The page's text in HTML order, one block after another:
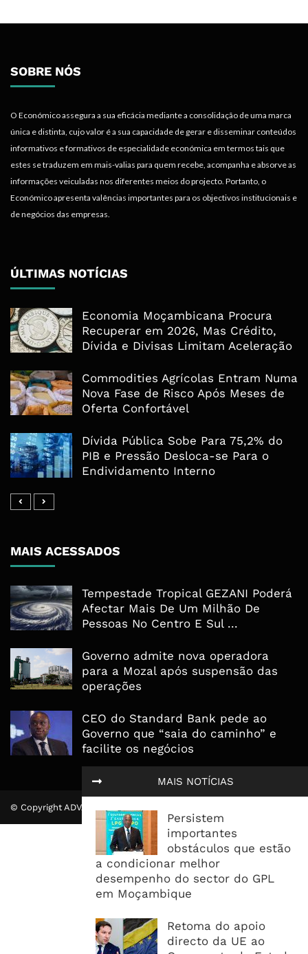
MAIS NOTÍCIAS
Persistem
importantes
obstáculos que estão
a condicionar melhor
desempenho do sector do GPL
em Moçambique
Retoma do apoio
directo da UE ao
SOBRE NÓS
O Económico assegura a sua eficácia mediante a consolidação de uma marca
única e distinta, cujo valor é a sua capacidade de gerar e disseminar conteúdos
informativos e formativos de especialidade económica em termos tais que
estes se traduzem em mais-valias para quem recebe, acompanha e absorve as
informações veiculadas nos diferentes meios do projecto. Portanto, o
Económico apresenta valências importantes para os objectivos institucionais e
de negócios das empresas.
ÚLTIMAS NOTÍCIAS
Economia Moçambicana Procura
Recuperar em 2026, Mas Crédito,
Dívida e Divisas Limitam Aceleração
Commodities Agrícolas Entram Numa
Nova Fase de Risco Após Meses de
Oferta Confortável
Dívida Pública Sobe Para 75,2% do
PIB e Pressão Desloca-se Para o
Endividamento Interno
MAIS ACESSADOS
Tempestade Tropical GEZANI Poderá
Afectar Mais De Um Milhão De
Pessoas No Centro E Sul ...
Governo admite nova operadora
para a Mozal após suspensão das
operações
CEO do Standard Bank pede ao
Governo que “saia do caminho” e
facilite os negócios
© Copyright ADVALUE. Todos Direitos Reservados.